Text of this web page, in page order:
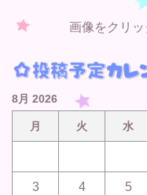
画像をクリ
8月 2026
月 火 水
3 4 5